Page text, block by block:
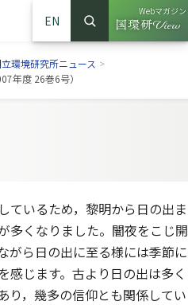
EN
サイト内検索
検索
Webマガジン
（別ウイ
環境研究所ニュース >
年度 26巻6号）
ているため，黎明から日の出ま
多くなりました。闇夜をこじ開
がら日の出に至る様には季節に
感じます。古より日の出は多く
り，幾多の信仰とも関係してい